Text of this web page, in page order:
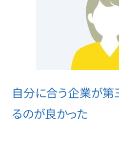
自分に合う企業が
るのが良かった